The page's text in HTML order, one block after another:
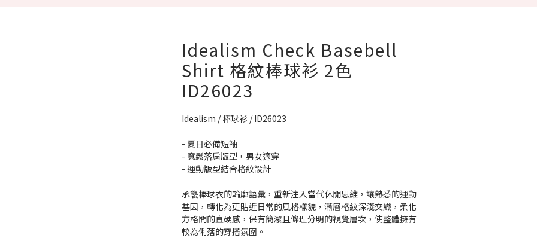
Idealism Check Basebell
Shirt 格紋棒球衫 2色
ID26023
Idealism / 棒球衫 / ID26023
- 夏日必備短袖
- 寬鬆落肩版型，男女適穿
- 運動版型結合格紋設計
承襲棒球衣的輪廓語彙，重新注入當代休閒思維，讓熟悉的運動
基因，轉化為更貼近日常的風格樣貌，漸層格紋深淺交織，柔化
方格間的直硬感，保有簡潔且條理分明的視覺層次，使整體擁有
較為俐落的穿搭氛圍。